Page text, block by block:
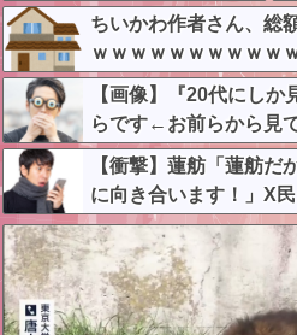
も分からない模様w w w w w w w
w
←
ちいかわ作者さん、総
ｗｗｗｗｗｗｗｗｗｗ
【画像】『20代にし
らです←お前らから見
【衝撃】蓮舫「蓮舫だ
に向き合います！」X
やってるのがお前だ